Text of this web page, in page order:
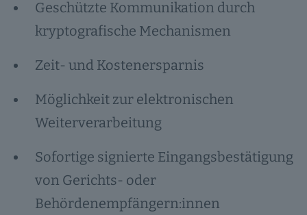
Geschützte Kommunikation durch
kryptografische Mechanismen
Zeit- und Kostenersparnis
Möglichkeit zur elektronischen
Weiterverarbeitung
Sofortige signierte Eingangsbestätigung
von Gerichts- oder
Behördenempfängern:innen